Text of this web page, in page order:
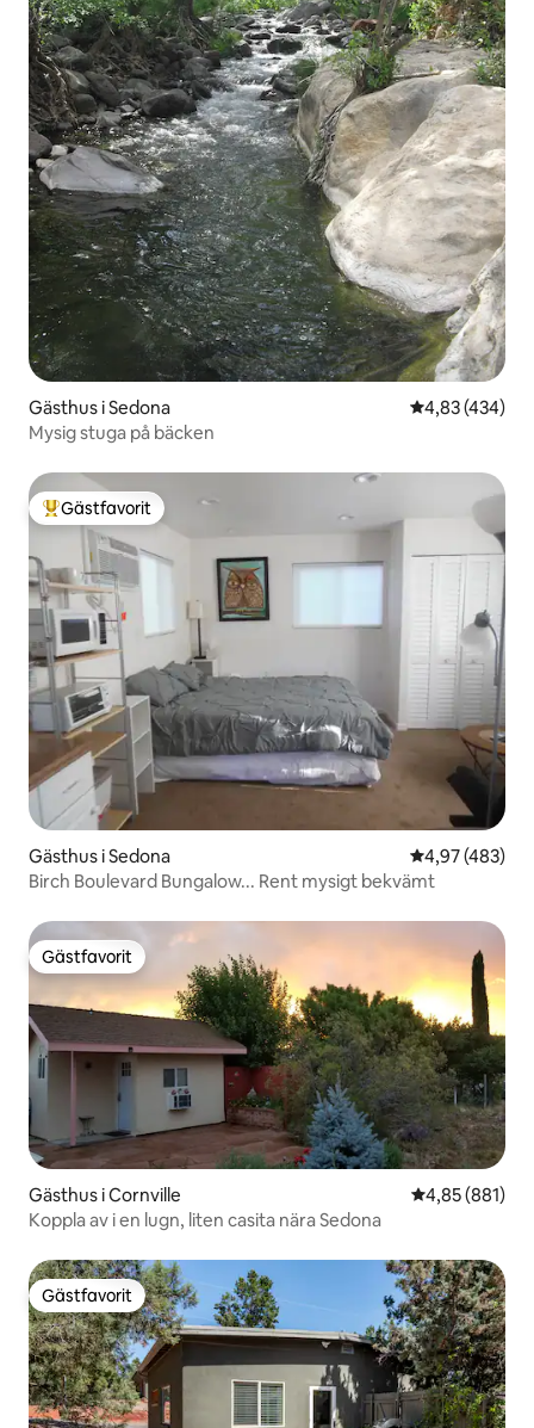
Gästhus i Sedona 4,83 av 5 i
4,83 (434)
Mysig stuga på bäcken
Populär gästfavorit
Gästfavorit
Gästhus i Sedona 4,97 av 5 i
4,97 (483)
Birch Boulevard Bungalow... Rent mysigt bekvämt
Gästfavorit
Gästfavorit
Gästhus i Cornville 4,85 av 5 i
4,85 (881)
Koppla av i en lugn, liten casita nära Sedona
Gästfavorit
Gästfavorit